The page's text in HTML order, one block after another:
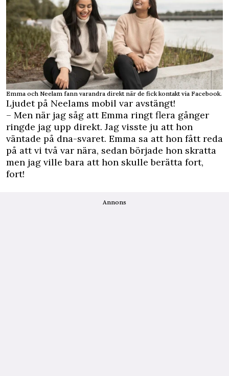
Emma och Neelam fann varandra direkt när de fick kontakt via Facebook.
Ljudet på Neelams mobil var avstängt!
– Men när jag såg att Emma ringt flera gånger
ringde jag upp direkt. Jag visste ju att hon
väntade på dna-svaret. Emma sa att hon fått reda
på att vi två var nära, sedan började hon skratta
men jag ville bara att hon skulle berätta fort,
fort!
Annons